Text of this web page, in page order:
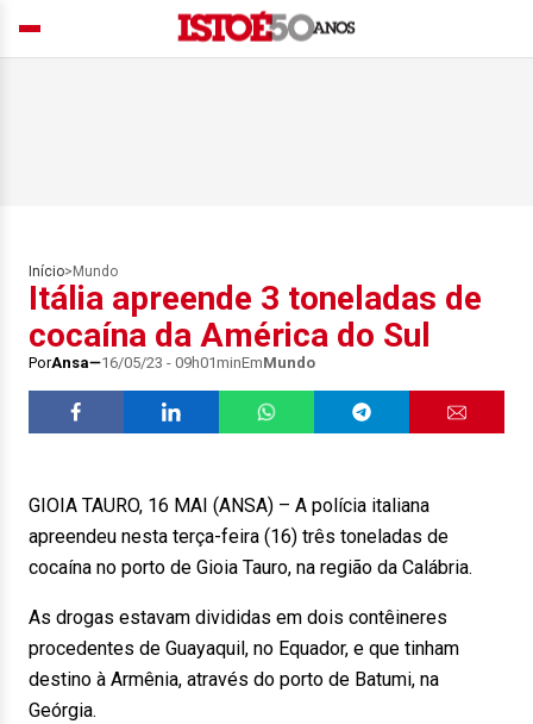
Início> Mundo
Itália apreende 3 toneladas de
cocaína da América do Sul
PorAnsa 16/05/23 - 09h01minEmMundo
GIOIA TAURO, 16 MAI (ANSA) – A polícia italiana
apreendeu nesta terça-feira (16) três toneladas de
cocaína no porto de Gioia Tauro, na região da Calábria.
As drogas estavam divididas em dois contêineres
procedentes de Guayaquil, no Equador, e que tinham
destino à Armênia, através do porto de Batumi, na
Geórgia.